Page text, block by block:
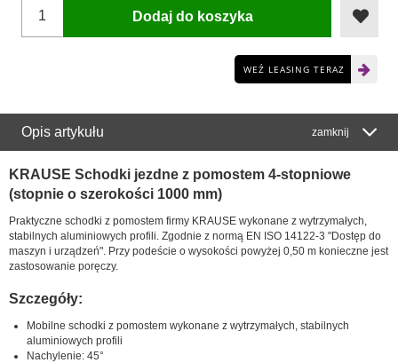
Dodaj do koszyka
WEŹ LEASING TERAZ
Opis artykułu zamknij
KRAUSE Schodki jezdne z pomostem 4-stopniowe
(stopnie o szerokości 1000 mm)
Praktyczne schodki z pomostem firmy KRAUSE wykonane z wytrzymałych,
stabilnych aluminiowych profili. Zgodnie z normą EN ISO 14122-3 "Dostęp do
maszyn i urządzeń". Przy podeście o wysokości powyżej 0,50 m konieczne jest
zastosowanie poręczy.
Szczegóły:
Mobilne schodki z pomostem wykonane z wytrzymałych, stabilnych
aluminiowych profili
Nachylenie: 45°